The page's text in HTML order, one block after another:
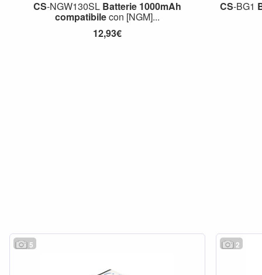
CS-NGW130SL Batterie 1000mAh
compatibilecon [NGM]...
12,93€
CS-BG1
5 2